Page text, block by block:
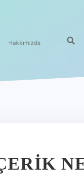
Hakkımızda